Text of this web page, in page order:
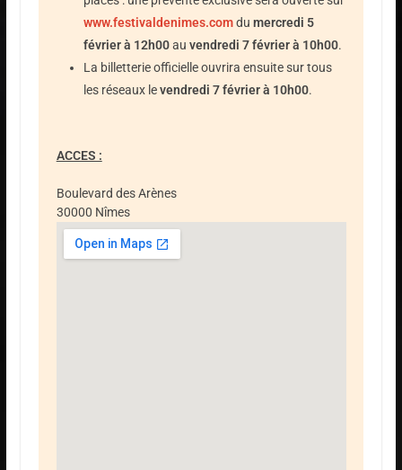
www.festivaldenimes.comdu mercredi 5
février à 12h00au vendredi 7 février à 10h00.
La billetterie officielle ouvrira ensuite sur tous
les réseaux levendredi 7 février à 10h00.
ACCES :
Boulevard des Arènes
30000 Nîmes